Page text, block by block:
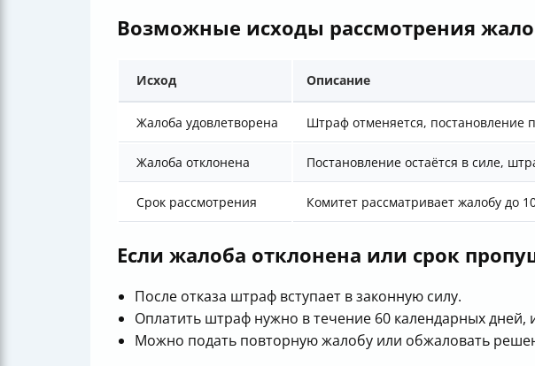
Возможные исходы рассмотрения
Исход Описание
Жалоба удовлетворена Штраф отменяется, постановление
Жалоба отклонена Постановление остаётся в силе,
Срок рассмотрения Комитет рассматривает жалобу до
Если жалоба отклонена или срок
После отказа штраф вступает в законную силу.
Оплатить штраф нужно в течение 60 календарных
Можно подать повторную жалобу или обжаловать